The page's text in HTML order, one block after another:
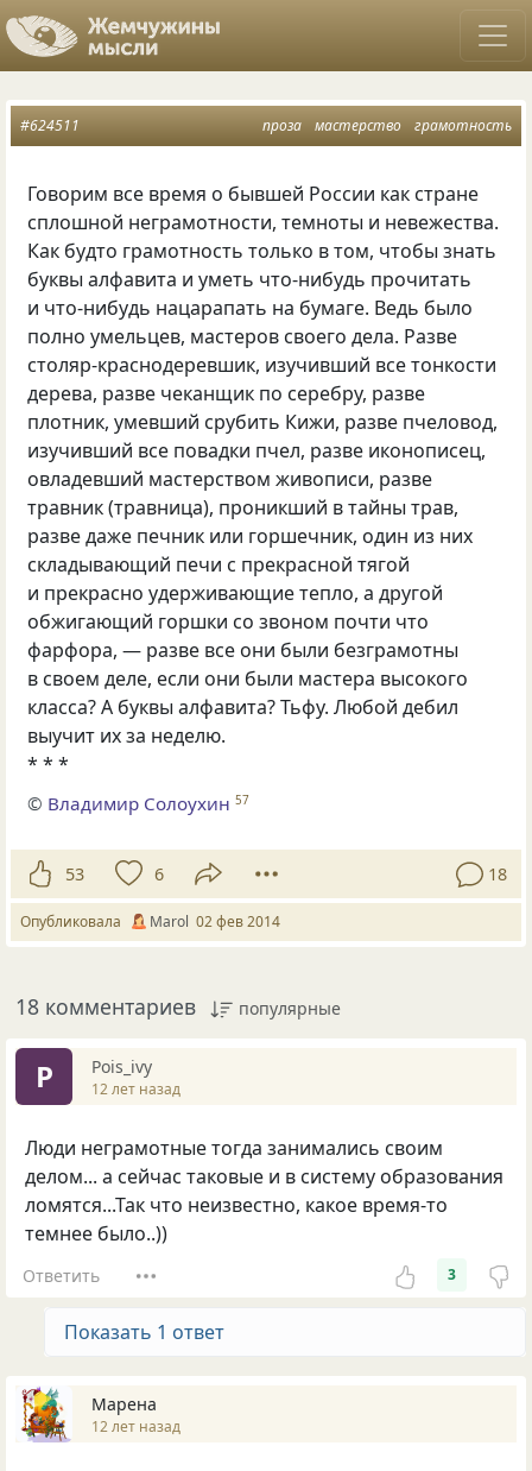
проза мастерство грамотность
#624511
Говорим все время о бывшей России как стране
сплошной неграмотности, темноты и невежества.
Как будто грамотность только в том, чтобы знать
буквы алфавита и уметь что-нибудь прочитать
и что-нибудь нацарапать на бумаге. Ведь было
полно умельцев, мастеров своего дела. Разве
столяр-краснодеревшик, изучивший все тонкости
дерева, разве чеканщик по серебру, разве
плотник, умевший срубить Кижи, разве пчеловод,
изучивший все повадки пчел, разве иконописец,
овладевший мастерством живописи, разве
травник(травница), проникший в тайны трав,
разве даже печник или горшечник, один из них
складывающий печи с прекрасной тягой
и прекрасно удерживающие тепло, а другой
обжигающий горшки со звоном почти что
фарфора, — разве все они были безграмотны
в своем деле, если они были мастера высокого
класса? А буквы алфавита? Тьфу. Любой дебил
выучит их за неделю.
* * *
© Владимир Солоухин 57
53 6 18
Опубликовала Marol 02 фев 2014
18 комментариев популярные
P Pois_ivy
12 лет назад
Люди неграмотные тогда занимались своим
делом... а сейчас таковые и в систему образования
ломятся...Так что неизвестно, какое время-то
темнее было..))
Ответить 3
Показать 1 ответ
Марена
12 лет назад